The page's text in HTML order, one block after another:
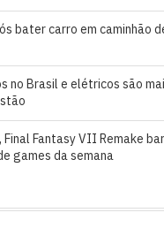
bater carro em caminhão
no Brasil e elétricos são
Final Fantasy VII Remake
games da semana